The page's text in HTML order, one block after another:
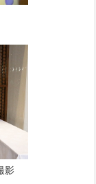
影